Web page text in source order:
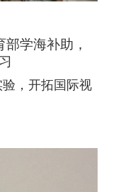
学海补助，
，开拓国际视